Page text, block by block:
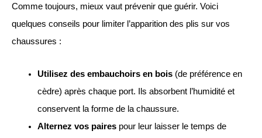
Comme toujours, mieux vaut prévenir que guérir. Voici
quelques conseils pour limiter l’apparition des plis sur vos
chaussures :
Utilisez des embauchoirs en bois(de préférence en
cèdre) après chaque port. Ils absorbent l’humidité et
conservent la forme de la chaussure.
Alternez vos pairespour leur laisser le temps de